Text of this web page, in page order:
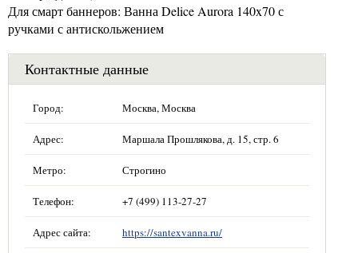
Для смарт баннеров: Ванна Delice Aurora 140x70 с
ручками с антискольжением
Контактные данные
Город: Москва, Москва
Адрес: Маршала Прошлякова, д. 15, стр. 6
Метро: Строгино
Телефон: +7 (499) 113-27-27
Адрес сайта: https://santexvanna.ru/